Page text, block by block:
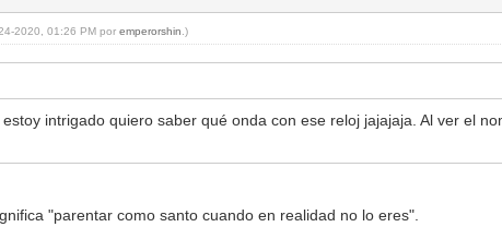
2020, 01:26 PM poremperorshin .)
intrigado quiero saber qué onda con ese reloj jajajaja. Al ver el
"parentar como santo cuando en realidad no lo eres".